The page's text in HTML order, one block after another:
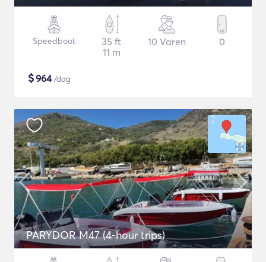
Speedboot
35 ft
11 m
10 Varen 0
$964/dag
PARYDOR M47 (4-hour trips)